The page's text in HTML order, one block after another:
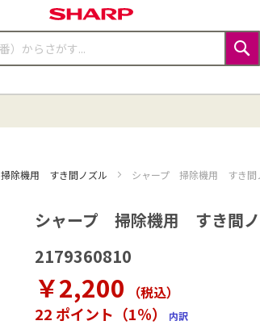
検
掃除機用 すき間ノズル シャープ 掃除機用 すき間
シャープ 掃除機用 すき間ノ
2179360810
￥2,200 （税込）
22 ポイント（1％） 内訳